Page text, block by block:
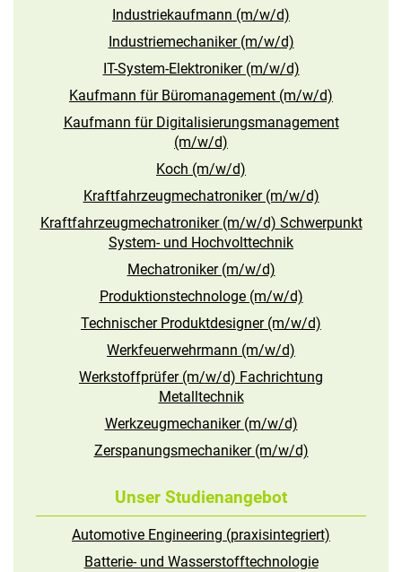
Industriekaufmann (m/w/d)
Industriemechaniker (m/w/d)
IT-System-Elektroniker (m/w/d)
Kaufmann für Büromanagement (m/w/d)
Kaufmann für Digitalisierungsmanagement
(m/w/d)
Koch (m/w/d)
Kraftfahrzeugmechatroniker (m/w/d)
Kraftfahrzeugmechatroniker (m/w/d) Schwerpunkt
System- und Hochvolttechnik
Mechatroniker (m/w/d)
Produktionstechnologe (m/w/d)
Technischer Produktdesigner (m/w/d)
Werkfeuerwehrmann (m/w/d)
Werkstoffprüfer (m/w/d) Fachrichtung
Metalltechnik
Werkzeugmechaniker (m/w/d)
Zerspanungsmechaniker (m/w/d)
Unser Studienangebot
Automotive Engineering (praxisintegriert)
Batterie- und Wasserstofftechnologie